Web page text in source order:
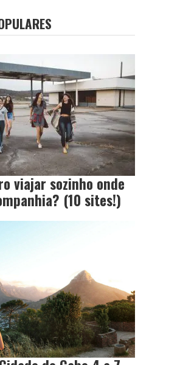
viajar sozinho onde
(10 sites!)